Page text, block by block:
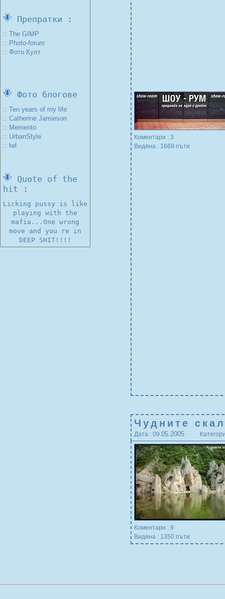
Препратки :
:: The GIMP
:: Photo-forum
:: Фото Култ
Фото блогове
:: Ten years of my life
:: Catherine Jamieson
:: Memento
:: UrbanStyle
:: lwl
Quote of the
hit :
Licking pussy is like
playing with the
mafia...One wrong
move and you re in
DEEP SHIT!!!!
Коментари : 3
Видяна : 1669 пъти
Чудните
Дата : 09.05.2005
Коментари : 9
Видяна : 1350 пъти